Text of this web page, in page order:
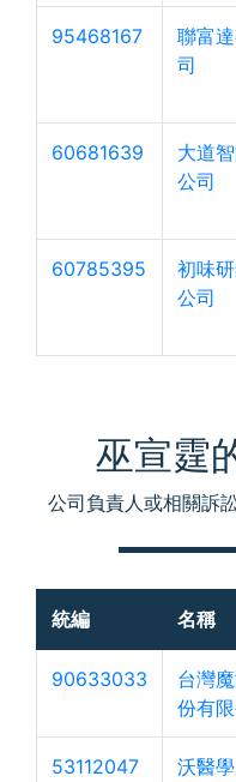
95468167
聯富
司
60681639
大道
公司
60785395
初味
公司
巫宣霆
公司負責人或相關訴
統編 名稱
90633033
台灣
份有
53112047
沃醫